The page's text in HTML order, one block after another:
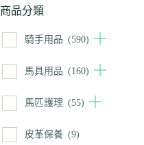
商品分類
騎手用品 (590)
馬具用品 (160)
馬匹護理 (55)
皮革保養 (9)